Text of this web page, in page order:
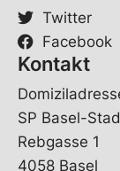
Twitter
Facebook
Kontakt
SP Basel-
Rebgasse 1
4058 Basel